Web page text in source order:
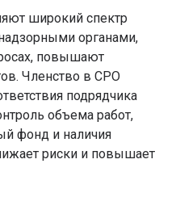
широкий спектр
органами,
повышают
Членство в СРО
подрядчика
объема работ,
фонд и наличия
риски и повышает